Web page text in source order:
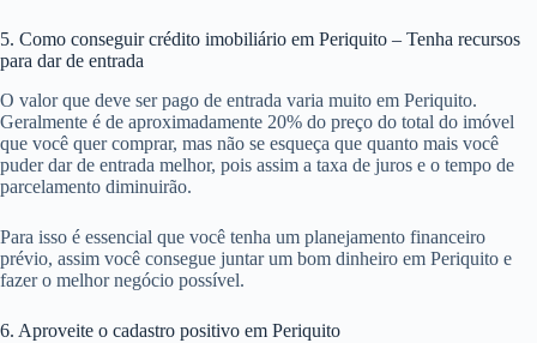
5. Como conseguir crédito imobiliário em Periquito – Tenha recursos
para dar de entrada
O valor que deve ser pago de entrada varia muito em Periquito.
Geralmente é de aproximadamente 20% do preço do total do imóvel
que você quer comprar, mas não se esqueça que quanto mais você
puder dar de entrada melhor, pois assim a taxa de juros e o tempo de
parcelamento diminuirão.
Para isso é essencial que você tenha um planejamento financeiro
prévio, assim você consegue juntar um bom dinheiro em Periquito e
fazer o melhor negócio possível.
6. Aproveite o cadastro positivo em Periquito